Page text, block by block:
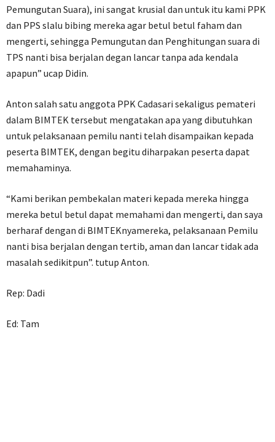
Pemungutan Suara), ini sangat krusial dan untuk itu kami PPK
dan PPS slalu bibing mereka agar betul betul faham dan
mengerti, sehingga Pemungutan dan Penghitungan suara di
TPS nanti bisa berjalan degan lancar tanpa ada kendala
apapun” ucap Didin.
Anton salah satu anggota PPK Cadasari sekaligus pemateri
dalam BIMTEK tersebut mengatakan apa yang dibutuhkan
untuk pelaksanaan pemilu nanti telah disampaikan kepada
peserta BIMTEK, dengan begitu diharpakan peserta dapat
memahaminya.
“Kami berikan pembekalan materi kepada mereka hingga
mereka betul betul dapat memahami dan mengerti, dan saya
berharaf dengan di BIMTEKnyamereka, pelaksanaan Pemilu
nanti bisa berjalan dengan tertib, aman dan lancar tidak ada
masalah sedikitpun”. tutup Anton.
Rep: Dadi
Ed: Tam